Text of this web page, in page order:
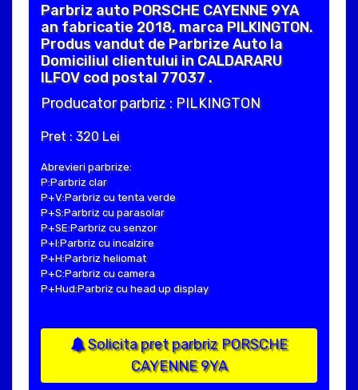
Parbriz auto PORSCHE CAYENNE 9YA
an fabricatie 2018, marca PILKINGTON.
Produs vandut de Parbrize Auto la
Domiciliul clientului in CALDARARU
ILFOV cod postal 77037 .
Producator parbriz : PILKINGTON
Pret : 320 Lei
Abrevieri parbrize:
P:Parbriz clar
P+V:Parbriz cu tenta verde
P+S:Parbriz cu parasolar
P+SE:Parbriz cu senzor
P+I:Parbriz cu incalzire
P+H:Parbriz heliomat
P+C:Parbriz cu camera
P+Hud:Parbriz cu head up display
Solicita pret parbriz PORSCHE
CAYENNE 9YA